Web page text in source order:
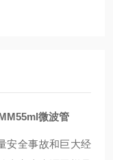
微波管
安全事故和巨大经